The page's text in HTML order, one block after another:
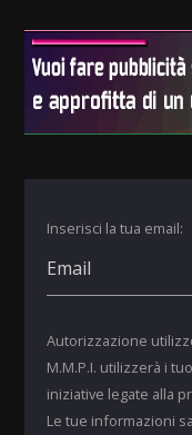
Inserisci la tua email:
Autorizzazione
M.M.P.I. utilizzerà i
iniziative legate alla
Le tue informazioni